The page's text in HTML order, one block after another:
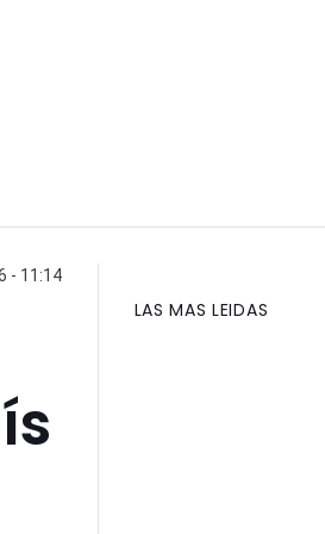
- 11:14
LAS MAS LEIDAS